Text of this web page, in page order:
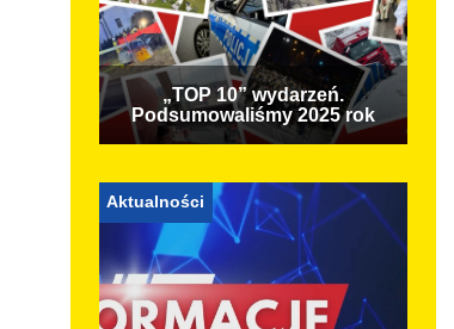
„TOP 10” wydarzeń.
Podsumowaliśmy 2025 rok
Aktualności